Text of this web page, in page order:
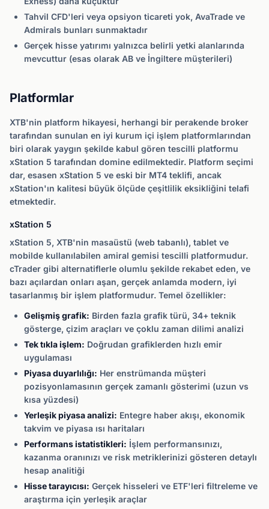
Tahvil CFD'leri veya opsiyon ticareti yok, AvaTrade ve
Admirals bunları sunmaktadır
Gerçek hisse yatırımı yalnızca belirli yetki alanlarında
mevcuttur (esas olarak AB ve İngiltere müşterileri)
Platformlar
XTB'nin platform hikayesi, herhangi bir perakende broker
tarafından sunulan en iyi kurum içi işlem platformlarından
biri olarak yaygın şekilde kabul gören tescilli platformu
xStation 5 tarafından domine edilmektedir. Platform seçimi
dar, esasen xStation 5 ve eski bir MT4 teklifi, ancak
xStation'ın kalitesi büyük ölçüde çeşitlilik eksikliğini telafi
etmektedir.
xStation 5
xStation 5, XTB'nin masaüstü (web tabanlı), tablet ve
mobilde kullanılabilen amiral gemisi tescilli platformudur.
cTrader gibi alternatiflerle olumlu şekilde rekabet eden, ve
bazı açılardan onları aşan, gerçek anlamda modern, iyi
tasarlanmış bir işlem platformudur. Temel özellikler:
Gelişmiş grafik: Birden fazla grafik türü, 34+ teknik
gösterge, çizim araçları ve çoklu zaman dilimi analizi
Tek tıkla işlem: Doğrudan grafiklerden hızlı emir
uygulaması
Piyasa duyarlılığı: Her enstrümanda müşteri
pozisyonlamasının gerçek zamanlı gösterimi (uzun vs
kısa yüzdesi)
Yerleşik piyasa analizi: Entegre haber akışı, ekonomik
takvim ve piyasa ısı haritaları
Performans istatistikleri: İşlem performansınızı,
kazanma oranınızı ve risk metriklerinizi gösteren detaylı
hesap analitiği
Hisse tarayıcısı: Gerçek hisseleri ve ETF'leri filtreleme ve
araştırma için yerleşik araçlar